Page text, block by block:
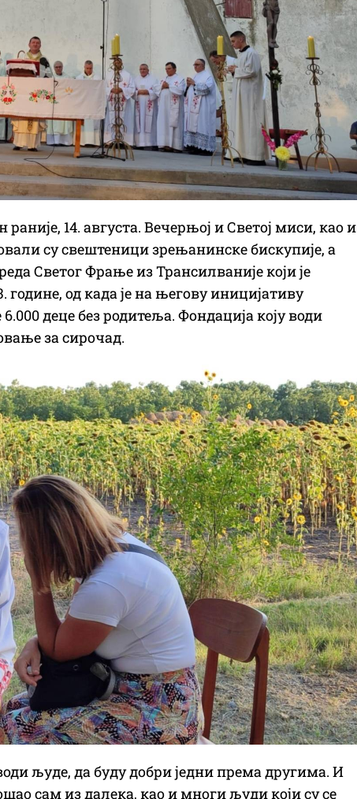
14. августа. Вечерњој и Светој миси, као и
су свештеници зрењанинске бискупије, а
Светог Фрање из Трансилваније који је
од када је на његову иницијативу
деце без родитеља. Фондација коју води
за сирочад.
људе, да буду добри једни према другима. И
сам из далека, као и многи људи који су се